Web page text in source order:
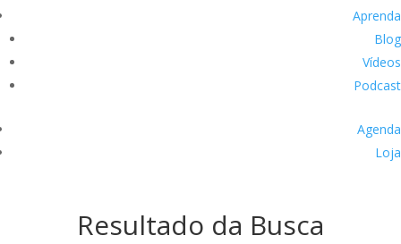
Aprenda
Blog
Vídeos
Podcast
Agenda
Loja
Resultado da Busca